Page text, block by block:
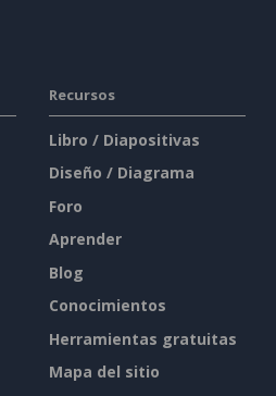
Recursos
Libro / Diapositivas
Diseño / Diagrama
Foro
Aprender
Blog
Conocimientos
Herramientas gratuitas
Mapa del sitio